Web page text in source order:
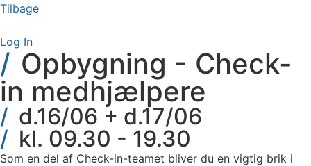
Videre
indhold
Tilbage
Log In
Opbygning - Check-
in medhjælpere
d.16/06 + d.17/06
kl. 09.30 - 19.30
Som en del af Check-in-teamet bliver du en vigtig brik i